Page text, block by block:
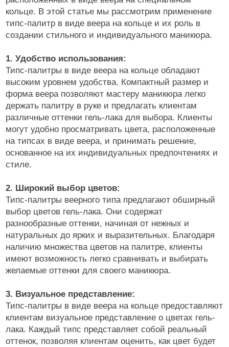
кольце. В этой статье мы рассмотрим применение
типс-палитр в виде веера на кольце и их роль в
создании стильного и индивидуального маникюра.
1. Удобство использования:
Типс-палитры в виде веера на кольце обладают
высоким уровнем удобства. Компактный размер и
форма веера позволяют мастеру маникюра легко
держать палитру в руке и предлагать клиентам
различные оттенки гель-лака для выбора. Клиенты
могут удобно просматривать цвета, расположенные
на типсах в виде веера, и принимать решение,
основанное на их индивидуальных предпочтениях и
стиле.
2. Широкий выбор цветов:
Типс-палитры веерного типа предлагают обширный
выбор цветов гель-лака. Они содержат
разнообразные оттенки, начиная от нежных и
натуральных до ярких и выразительных. Благодаря
наличию множества цветов на палитре, клиенты
имеют возможность легко сравнивать и выбирать
желаемые оттенки для своего маникюра.
3. Визуальное представление:
Типс-палитры в виде веера на кольце предоставляют
клиентам визуальное представление о цветах гель-
лака. Каждый типс представляет собой реальный
оттенок, позволяя клиентам оценить, как цвет будет